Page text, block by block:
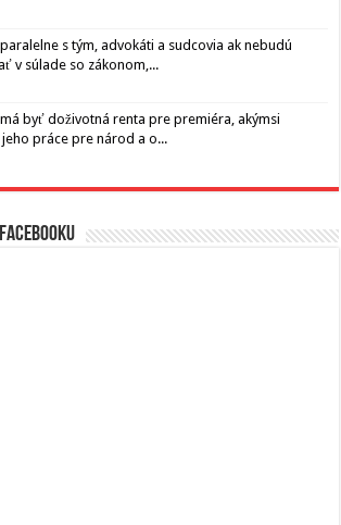
s tým, advokáti a sudcovia ak nebudú
v súlade so zákonom,...
byť doživotná renta pre premiéra, akýmsi
práce pre národ a o...